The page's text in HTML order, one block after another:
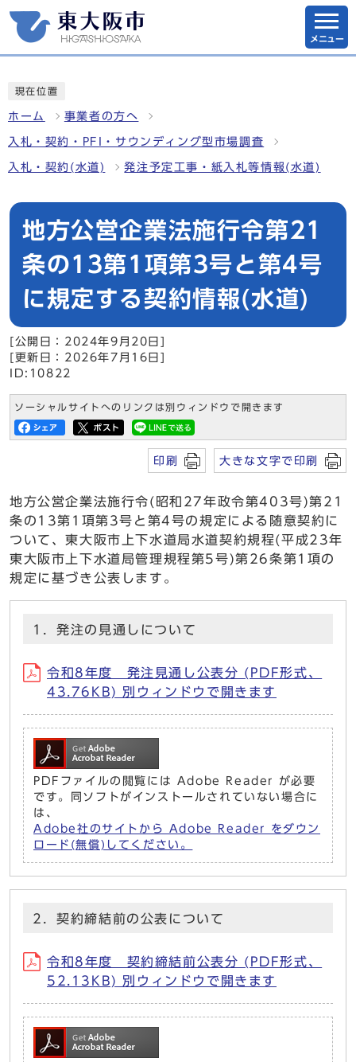
メニュー
現在位置
ホーム 事業者の方へ
入札・契約・PFI・サウンディング型市場調査
入札・契約(水道) 発注予定工事・紙入札等情報(水道)
地方公営企業法施行令第21
条の13第1項第3号と第4号
に規定する契約情報(水道)
[公開日：2024年9月20日]
[更新日：2026年7月16日]
ID:10822
ソーシャルサイトへのリンクは別ウィンドウで開きます
印刷 大きな文字で印刷
地方公営企業法施行令(昭和27年政令第403号)第21
条の13第1項第3号と第4号の規定による随意契約に
ついて、東大阪市上下水道局水道契約規程(平成23年
東大阪市上下水道局管理規程第5号)第26条第1項の
規定に基づき公表します。
1．発注の見通しについて
令和8年度 発注見通し公表分 (PDF形式、
43.76KB) 別ウィンドウで開きます
PDFファイルの閲覧には Adobe Reader が必要
です。同ソフトがインストールされていない場合に
は、
Adobe社のサイトから Adobe Reader をダウン
ロード(無償)してください。
2．契約締結前の公表について
令和8年度 契約締結前公表分 (PDF形式、
52.13KB) 別ウィンドウで開きます